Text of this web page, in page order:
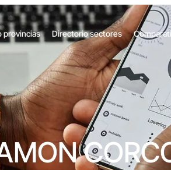
provincias Directorio sectores